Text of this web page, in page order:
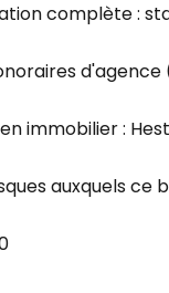
complète :
d'agence
immobilier :
auxquels ce